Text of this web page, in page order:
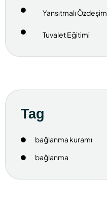
Yansıtmalı Özdeşim
Tuvalet Eğitimi
Tag
bağlanma kuramı
bağlanma